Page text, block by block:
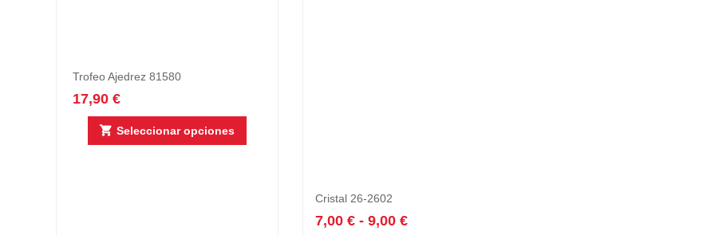
Este
Cristal 26-2602
7,00 € - 9,00 €Rango
Trofeo Ajedrez 81580
17,90 €
Seleccionar opciones